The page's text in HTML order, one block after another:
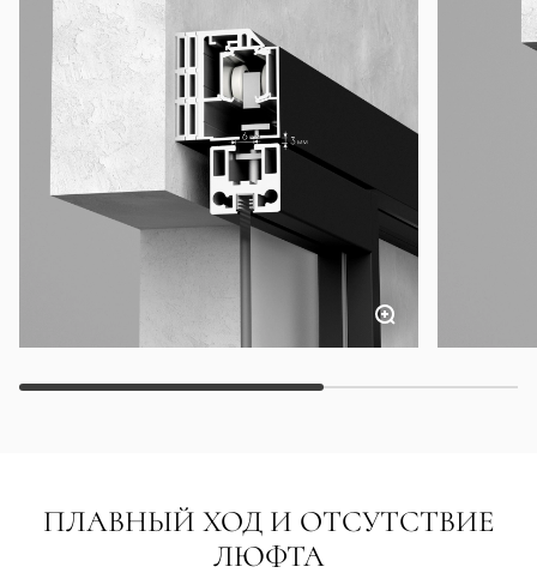
ПЛАВНЫЙ ХОД И ОТСУТСТВИЕ
ЛЮФТА